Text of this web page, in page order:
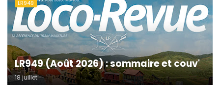
LR949
LR949 (Août 2026) : sommaire et couv'
18 juillet